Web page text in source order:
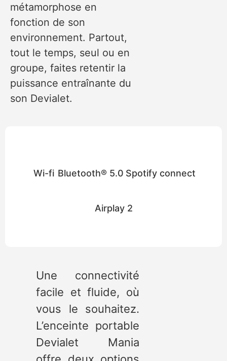
métamorphose en
fonction de son
environnement. Partout,
tout le temps, seul ou en
groupe, faites retentir la
puissance entraînante du
son Devialet.
Wi-fi Bluetooth® 5.0 Spotify connect
Airplay 2
Une connectivité
facile et fluide, où
vous le souhaitez.
L’enceinte portable
Devialet Mania